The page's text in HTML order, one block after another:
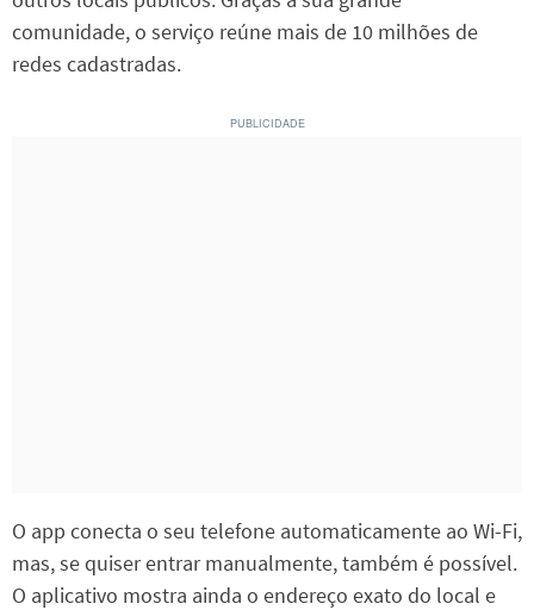
comunidade, o serviço reúne mais de 10 milhões de
redes cadastradas.
O app conecta o seu telefone automaticamente ao Wi-Fi,
mas, se quiser entrar manualmente, também é possível.
O aplicativo mostra ainda o endereço exato do local e